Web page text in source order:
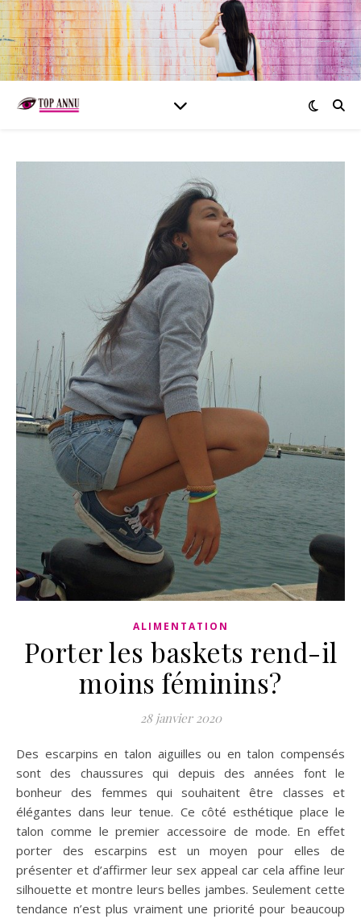
ALIMENTATION
Porter les baskets rend-il
moins féminins?
28 janvier 2020
Des escarpins en talon aiguilles ou en talon compensés
sont des chaussures qui depuis des années font le
bonheur des femmes qui souhaitent être classes et
élégantes dans leur tenue. Ce côté esthétique place le
talon comme le premier accessoire de mode. En effet
porter des escarpins est un moyen pour elles de
présenter et d’affirmer leur sex appeal car cela affine leur
silhouette et montre leurs belles jambes. Seulement cette
tendance n’est plus vraiment une priorité pour beaucoup